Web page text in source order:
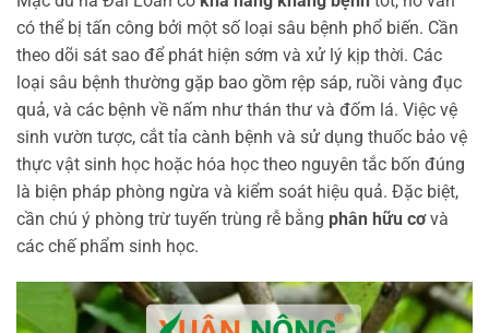
có thể bị tấn công bởi một số loại sâu bệnh phổ biến. Cần
theo dõi sát sao để phát hiện sớm và xử lý kịp thời. Các
loại sâu bệnh thường gặp bao gồm rệp sáp, ruồi vàng đục
quả, và các bệnh về nấm như thán thư và đốm lá. Việc vệ
sinh vườn tược, cắt tỉa cành bệnh và sử dụng thuốc bảo vệ
thực vật sinh học hoặc hóa học theo nguyên tắc bốn đúng
là biện pháp phòng ngừa và kiểm soát hiệu quả. Đặc biệt,
cần chú ý phòng trừ tuyến trùng rễ bằng phân hữu cơvà
các chế phẩm sinh học.